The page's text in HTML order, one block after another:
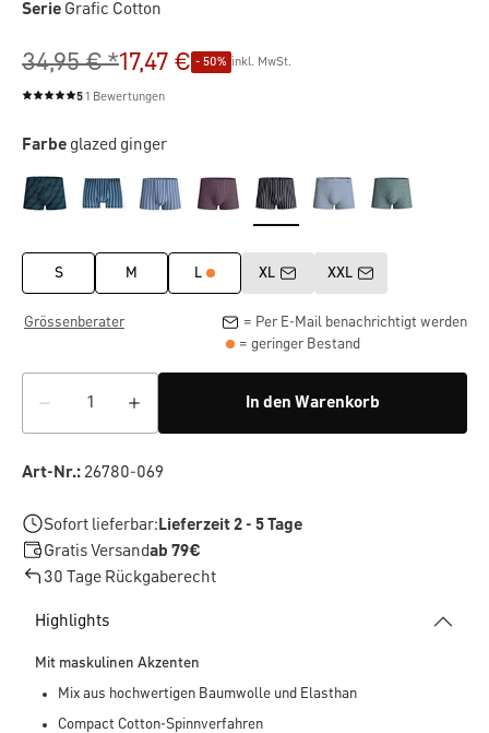
Serie Grafic Cotton
34,95 € *17,47 € - 50% inkl. MwSt.
Durchschnittliche Bewertung von 5 von 5 Sternen
51 Bewertungen
Farbe glazed ginger
S M L XL XXL
Grössenberater
= Per E-Mail benachrichtigt werden
= geringer Bestand
In den Warenkorb
Art-Nr.:26780-069
Sofort lieferbar:Lieferzeit 2 - 5 Tage
Gratis Versandab 79€
30 Tage Rückgaberecht
Highlights
Mit maskulinen Akzenten
Mix aus hochwertigen Baumwolle und Elasthan
Compact Cotton-Spinnverfahren